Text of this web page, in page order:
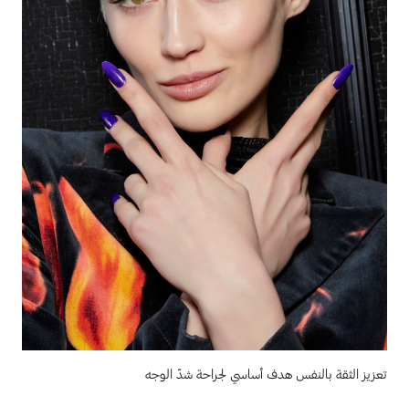
تعزيز الثقة بالنفس هدف أساسي لجراحة شدّ الوجه